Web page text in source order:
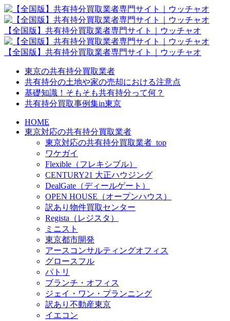
【全国版】共有持分買取業者専門サイト｜ウッチャオ
【全国版】共有持分買取業者専門サイト｜ウッチャオ
東京の共有持分買取業者
共有持分の土地や家の売却における注意点
基礎知識！そもそも共有持分って何？
共有持分買取事例集in東京
HOME
東京対応の共有持分買取業者
東京対応の共有持分買取業者_top
ワケガイ
Flexible（フレキシブル）
CENTURY21 大正ハウジング
DealGate（ディールゲート）
OPEN HOUSE（オープンハウス）
訳あり物件買取センター
Regista（レジスタ）
ミニスト
東京都市開発
アースコンサルティングオフィス
グロースフル
パトリ
ブランチ・オフィス
ジェイ・ワン・プランニング
訳あり不動産東京
イエコン